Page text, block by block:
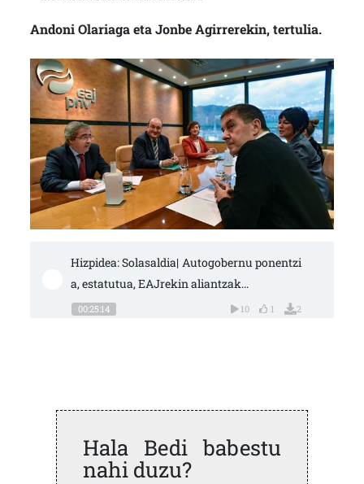
Andoni Olariaga eta Jonbe Agirrerekin, tertulia.
Hizpidea: Solasaldia| Autogobernu ponentzi
a, estatutua, EAJrekin aliantzak...
00:25:14 10 1 2
Hala Bedi babestu
nahi duzu?